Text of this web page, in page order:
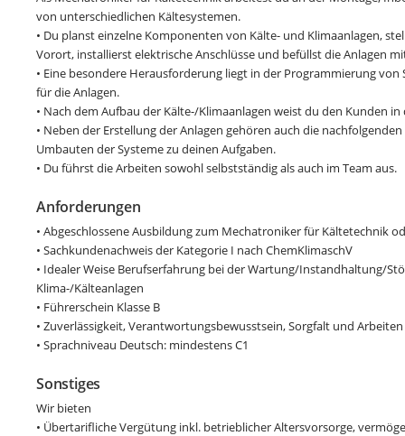
von unterschiedlichen Kältesystemen.
• Du planst einzelne Komponenten von Kälte- und Klimaanlagen,
Vorort, installierst elektrische Anschlüsse und befüllst die Anlagen
• Eine besondere Herausforderung liegt in der Programmierung
für die Anlagen.
• Nach dem Aufbau der Kälte-/Klimaanlagen weist du den Kunden
• Neben der Erstellung der Anlagen gehören auch die
Umbauten der Systeme zu deinen Aufgaben.
• Du führst die Arbeiten sowohl selbstständig als auch im Team aus.
Anforderungen
• Abgeschlossene Ausbildung zum Mechatroniker für Kältetechnik
• Sachkundenachweis der Kategorie I nach ChemKlimaschV
• Idealer Weise Berufserfahrung bei der Wartung/Instandhaltung/
Klima-/Kälteanlagen
• Führerschein Klasse B
• Zuverlässigkeit, Verantwortungsbewusstsein, Sorgfalt und
• Sprachniveau Deutsch: mindestens C1
Sonstiges
Wir bieten
• Übertarifliche Vergütung inkl. betrieblicher Altersvorsorge,